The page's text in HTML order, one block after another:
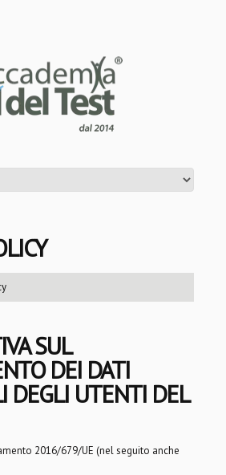
SUL
DEI DATI
DEGLI UTENTI DEL
2016/679/UE (nel seguito anche